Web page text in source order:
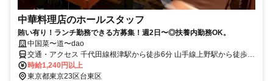
中華料理店のホールスタッフ
賄い有り！ランチ勤務できる方募集！週2日〜◎扶養内勤務OK。
中国菜〜道〜dao
交通・アクセス 千代田線根津駅から徒歩6分 山手線上野駅から徒歩
15分
時給1,240円以上
東京都東京23区台東区